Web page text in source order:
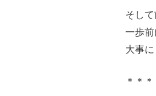
そし
一歩前
大事に
＊＊